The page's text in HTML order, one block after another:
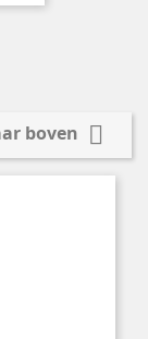
boven 